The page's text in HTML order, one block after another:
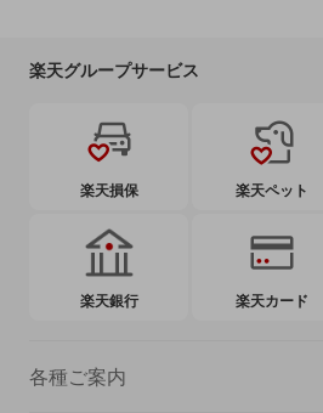
楽天グループサービス
楽天損保 楽天ペット
楽天銀行 楽天カード
各種ご案内